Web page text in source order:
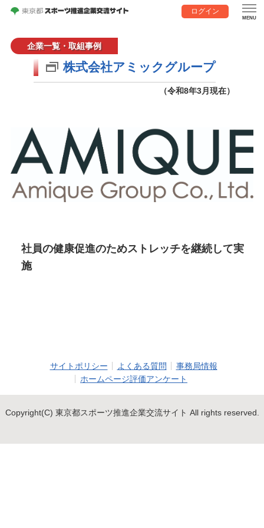
ログイン
企業一覧・取組事例
株式会社アミックグループ
（令和8年3月現在）
社員の健康促進のためストレッチを継続して実
施
サイトポリシー よくある質問
事務局情報
ホームページ評価アンケート
Copyright(C) 東京都スポーツ推進企業交流サイト All rights reserved.